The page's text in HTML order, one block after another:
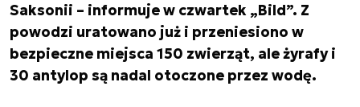
Saksonii – informuje w czwartek „Bild”. Z
powodzi uratowano już i przeniesiono w
bezpieczne miejsca 150 zwierząt, ale żyrafy i
30 antylop są nadal otoczone przez wodę.